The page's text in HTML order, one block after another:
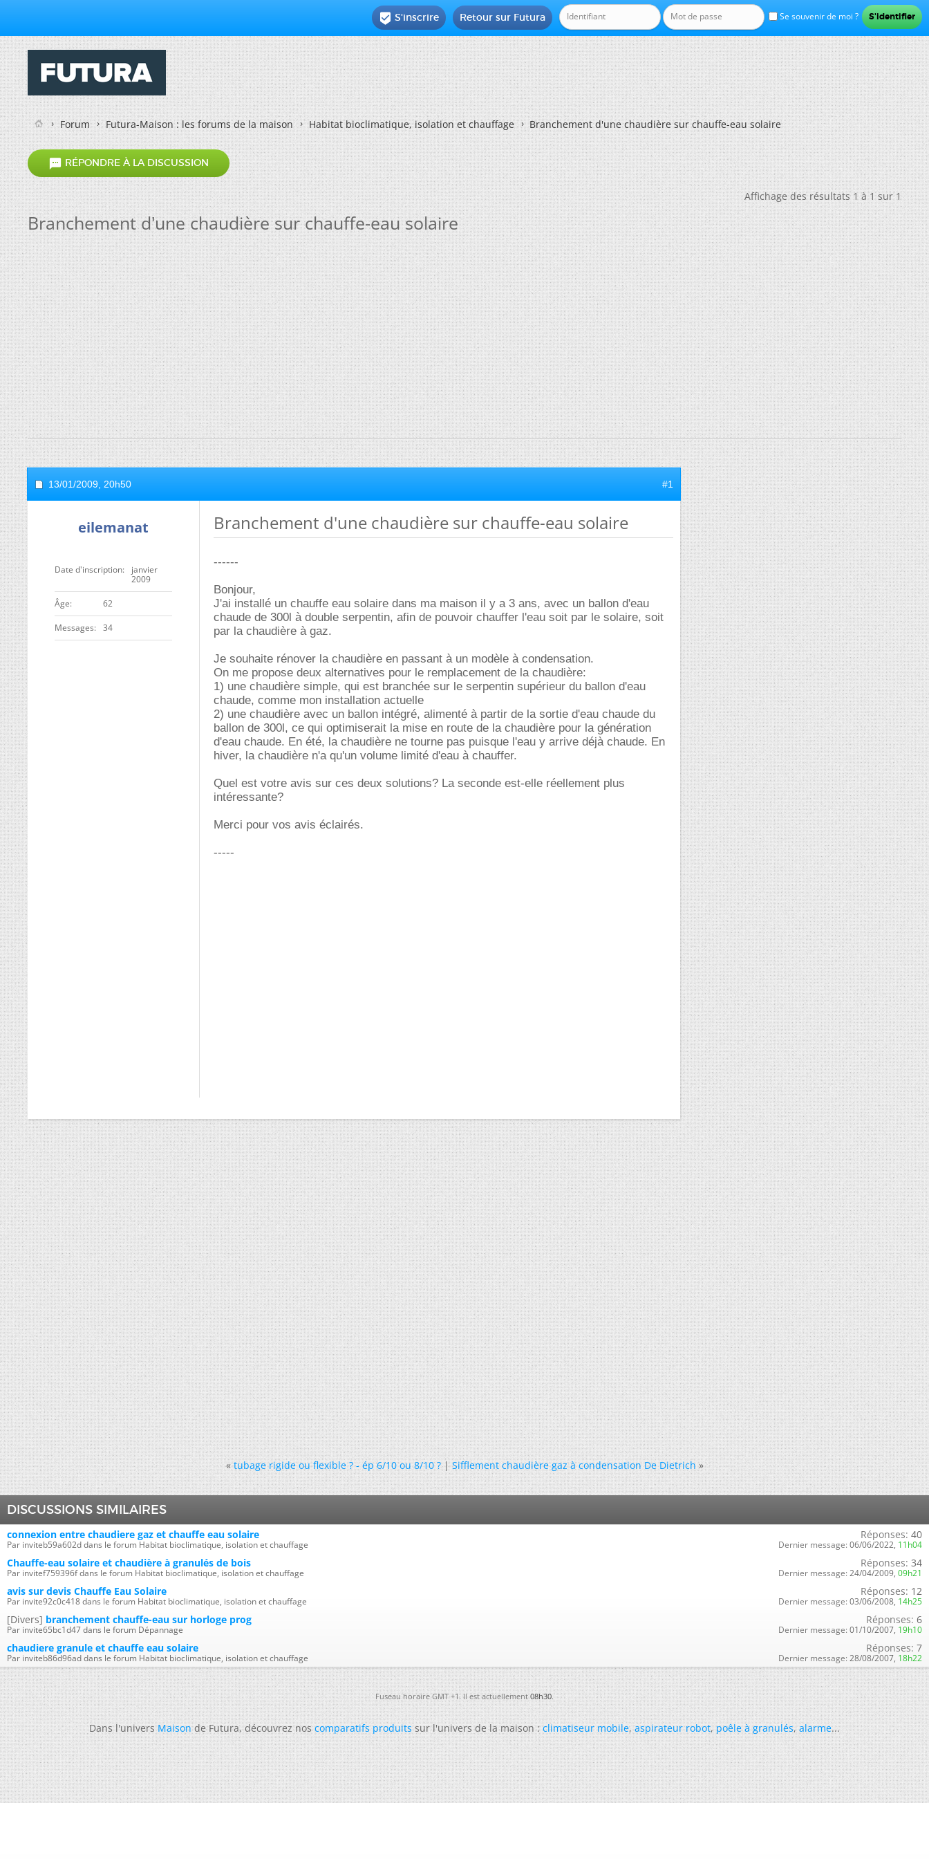
Se souvenir de moi ?
Retour sur Futura
 S'inscrire
Forum Futura-Maison : les forums de la maison Habitat bioclimatique, isolation et chauffage Branchement d'une chaudière sur chauffe-eau solaire
 RÉPONDRE À LA DISCUSSION
Affichage des résultats 1 à 1 sur 1
Branchement d'une chaudière sur chauffe-eau solaire
13/01/2009, 20h50 #1
eilemanat
Date d'inscription
janvier
2009
ge 62
Messages 34
Branchement d'une chaudière sur chauffe-eau solaire
------
Bonjour,
J'ai installé un chauffe eau solaire dans ma maison il y a 3 ans, avec un ballon d'eau
chaude de 300l à double serpentin, afin de pouvoir chauffer l'eau soit par le solaire, soit
par la chaudière à gaz.
Je souhaite rénover la chaudière en passant à un modèle à condensation.
On me propose deux alternatives pour le remplacement de la chaudière:
1) une chaudière simple, qui est branchée sur le serpentin supérieur du ballon d'eau
chaude, comme mon installation actuelle
2) une chaudière avec un ballon intégré, alimenté à partir de la sortie d'eau chaude du
ballon de 300l, ce qui optimiserait la mise en route de la chaudière pour la génération
d'eau chaude. En été, la chaudière ne tourne pas puisque l'eau y arrive déjà chaude. En
hiver, la chaudière n'a qu'un volume limité d'eau à chauffer.
Quel est votre avis sur ces deux solutions? La seconde est-elle réellement plus
intéressante?
Merci pour vos avis éclairés.
-----
« tubage rigide ou flexible ? - ép 6/10 ou 8/10 ?|Sifflement chaudière gaz à condensation De Dietrich »
DISCUSSIONS SIMILAIRES
connexion entre chaudiere gaz et chauffe eau solaire
Par inviteb59a602d dans le forum Habitat bioclimatique, isolation et chauffage
Réponses: 40
Dernier message: 06/06/2022, 11h04
Chauffe-eau solaire et chaudière à granulés de bois
Par invitef759396f dans le forum Habitat bioclimatique, isolation et chauffage
Réponses: 34
Dernier message: 24/04/2009, 09h21
avis sur devis Chauffe Eau Solaire
Par invite92c0c418 dans le forum Habitat bioclimatique, isolation et chauffage
Réponses: 12
Dernier message: 03/06/2008, 14h25
[Divers] branchement chauffe-eau sur horloge prog
Par invite65bc1d47 dans le forum Dépannage
Réponses: 6
Dernier message: 01/10/2007, 19h10
chaudiere granule et chauffe eau solaire
Par inviteb86d96ad dans le forum Habitat bioclimatique, isolation et chauffage
Réponses: 7
Dernier message: 28/08/2007, 18h22
Fuseau horaire GMT +1. Il est actuellement08h30.
Dans l'universMaisonde Futura, découvrez noscomparatifs produitssur l'univers de la maison :climatiseur mobile,aspirateur robot,poêle à granulés,alarme...